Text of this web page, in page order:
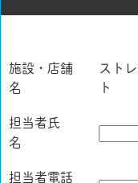
施設・店舗
名
スト
ト
担当者氏
名
担当者電話